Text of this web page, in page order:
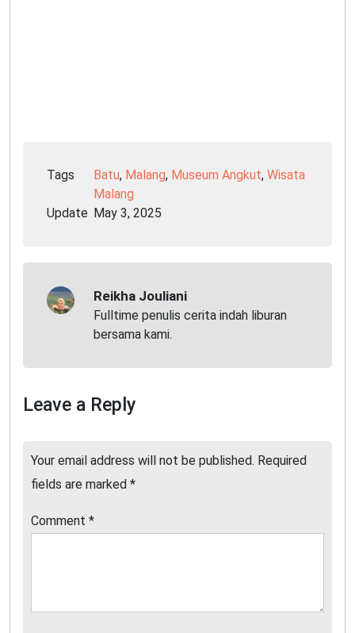
Tags Batu, Malang, Museum Angkut, Wisata
Malang
Update May 3, 2025
Reikha Jouliani
Fulltime penulis cerita indah liburan
bersama kami.
Leave a Reply
Your email address will not be published. Required
fields are marked *
Comment *